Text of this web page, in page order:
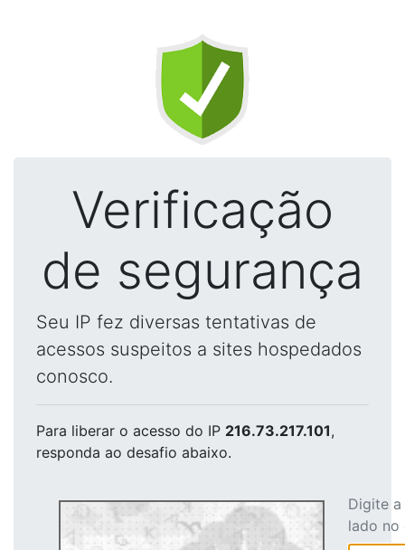
Verificação
de segurança
Seu IP fez diversas tentativas de
acessos suspeitos a sites hospedados
conosco.
Para liberar o acesso do IP 216.73.217.101,
responda ao desafio abaixo.
Digite
lado no